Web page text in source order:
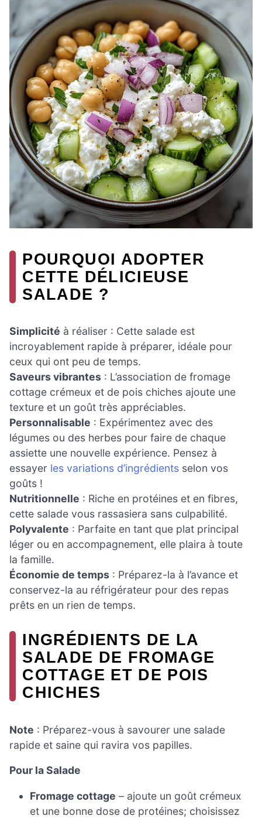
POURQUOI ADOPTER
CETTE DÉLICIEUSE
SALADE ?
Simplicité à réaliser : Cette salade est
incroyablement rapide à préparer, idéale pour
ceux qui ont peu de temps.
Saveurs vibrantes : L’association de fromage
cottage crémeux et de pois chiches ajoute une
texture et un goût très appréciables.
Personnalisable : Expérimentez avec des
légumes ou des herbes pour faire de chaque
assiette une nouvelle expérience. Pensez à
essayer les variations d’ingrédients selon vos
goûts !
Nutritionnelle : Riche en protéines et en fibres,
cette salade vous rassasiera sans culpabilité.
Polyvalente : Parfaite en tant que plat principal
léger ou en accompagnement, elle plaira à toute
la famille.
Économie de temps : Préparez-la à l’avance et
conservez-la au réfrigérateur pour des repas
prêts en un rien de temps.
INGRÉDIENTS DE LA
SALADE DE FROMAGE
COTTAGE ET DE POIS
CHICHES
Note : Préparez-vous à savourer une salade
rapide et saine qui ravira vos papilles.
Pour la Salade
Fromage cottage – ajoute un goût crémeux
et une bonne dose de protéines; choisissez